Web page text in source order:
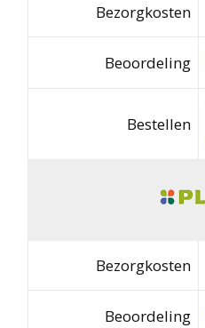
Bezorgkosten
Beoordeling
Bestellen
Bezorgkosten
Beoordeling